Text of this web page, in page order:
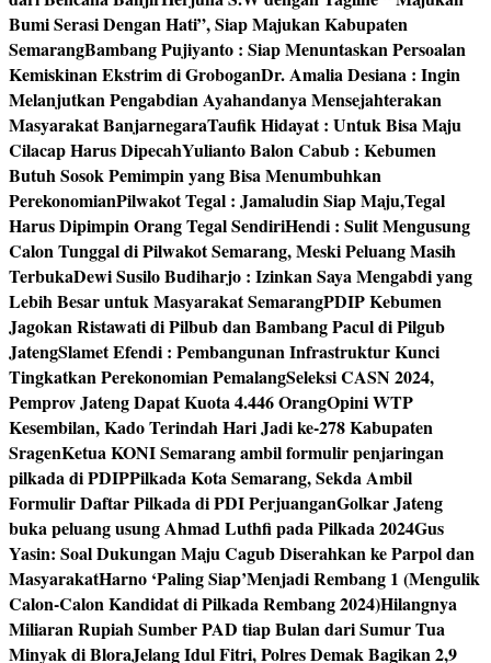
Bumi Serasi Dengan Hati”, Siap Majukan Kabupaten
SemarangBambang Pujiyanto : Siap Menuntaskan Persoalan
Kemiskinan Ekstrim di GroboganDr. Amalia Desiana : Ingin
Melanjutkan Pengabdian Ayahandanya Mensejahterakan
Masyarakat BanjarnegaraTaufik Hidayat : Untuk Bisa Maju
Cilacap Harus DipecahYulianto Balon Cabub : Kebumen
Butuh Sosok Pemimpin yang Bisa Menumbuhkan
PerekonomianPilwakot Tegal : Jamaludin Siap Maju,Tegal
Harus Dipimpin Orang Tegal SendiriHendi : Sulit Mengusung
Calon Tunggal di Pilwakot Semarang, Meski Peluang Masih
TerbukaDewi Susilo Budiharjo : Izinkan Saya Mengabdi yang
Lebih Besar untuk Masyarakat SemarangPDIP Kebumen
Jagokan Ristawati di Pilbub dan Bambang Pacul di Pilgub
JatengSlamet Efendi : Pembangunan Infrastruktur Kunci
Tingkatkan Perekonomian PemalangSeleksi CASN 2024,
Pemprov Jateng Dapat Kuota 4.446 OrangOpini WTP
Kesembilan, Kado Terindah Hari Jadi ke-278 Kabupaten
SragenKetua KONI Semarang ambil formulir penjaringan
pilkada di PDIPPilkada Kota Semarang, Sekda Ambil
Formulir Daftar Pilkada di PDI PerjuanganGolkar Jateng
buka peluang usung Ahmad Luthfi pada Pilkada 2024Gus
Yasin: Soal Dukungan Maju Cagub Diserahkan ke Parpol dan
MasyarakatHarno ‘Paling Siap’Menjadi Rembang 1 (Mengulik
Calon-Calon Kandidat di Pilkada Rembang 2024)Hilangnya
Miliaran Rupiah Sumber PAD tiap Bulan dari Sumur Tua
Minyak di BloraJelang Idul Fitri, Polres Demak Bagikan 2,9